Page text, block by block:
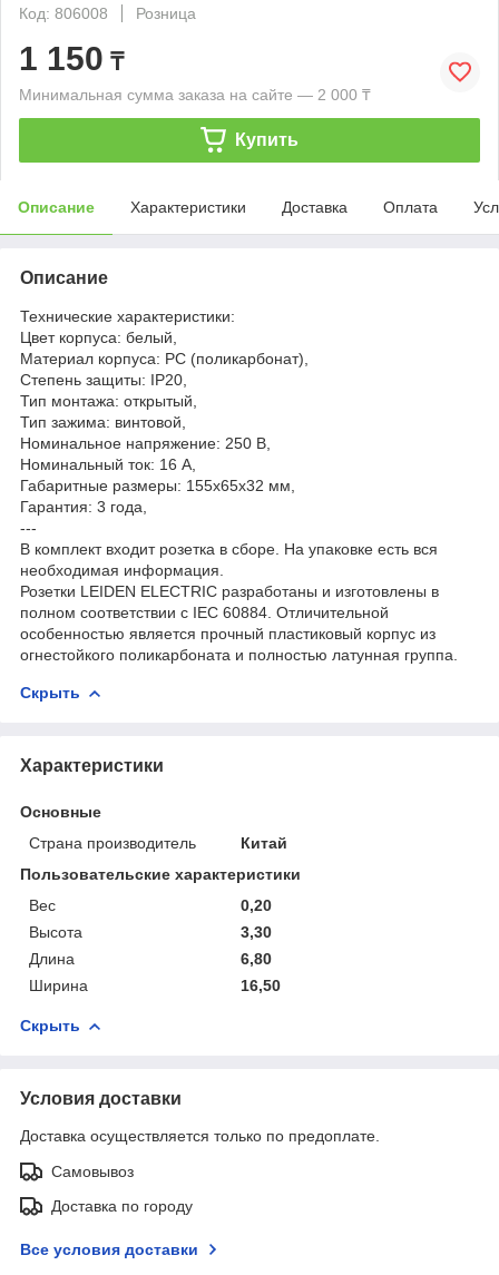
Код: 806008
Розница
1 150 ₸
Минимальная сумма заказа на сайте — 2 000 ₸
Купить
Описание Характеристики Доставка Оплата
Описание
Технические характеристики:
Цвет корпуса: белый,
Материал корпуса: PC (поликарбонат),
Степень защиты: IP20,
Тип монтажа: открытый,
Тип зажима: винтовой,
Номинальное напряжение: 250 В,
Номинальный ток: 16 А,
Габаритные размеры: 155х65х32 мм,
Гарантия: 3 года,
---
В комплект входит розетка в сборе. На упаковке есть вся
необходимая информация.
Розетки LEIDEN ELECTRIC разработаны и изготовлены в
полном соответствии с IEC 60884. Отличительной
особенностью является прочный пластиковый корпус из
огнестойкого поликарбоната и полностью латунная группа.
Скрыть
Характеристики
Основные
Страна производитель
Китай
Пользовательские характеристики
Вес
0,20
Высота
3,30
Длина
6,80
Ширина
16,50
Скрыть
Условия доставки
Доставка осуществляется только по предоплате.
Самовывоз
Доставка по городу
Все условия доставки